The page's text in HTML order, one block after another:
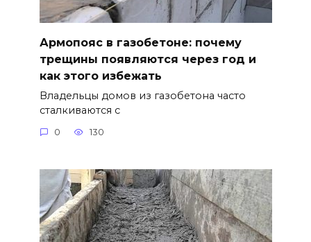
Армопояс в газобетоне: почему
трещины появляются через год и
как этого избежать
Владельцы домов из газобетона часто
сталкиваются с
0 130